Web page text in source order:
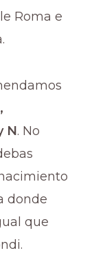
Roma e
N. No
donde
que